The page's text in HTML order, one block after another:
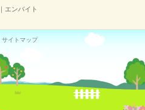
エンバイト
サイトマップ